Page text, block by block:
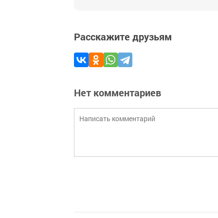
Расскажите друзьям
Нет комментариев